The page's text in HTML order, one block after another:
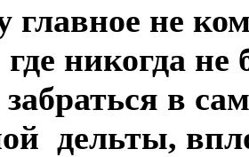
главное не
где никогда
в
дельты,